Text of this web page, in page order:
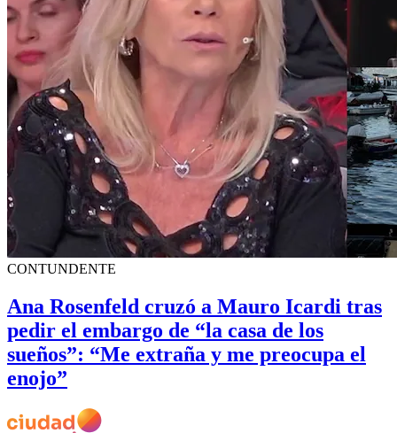
CONTUNDENTE
Ana Rosenfeld cruzó a Mauro Icardi tras
pedir el embargo de “la casa de los
sueños”: “Me extraña y me preocupa el
enojo”